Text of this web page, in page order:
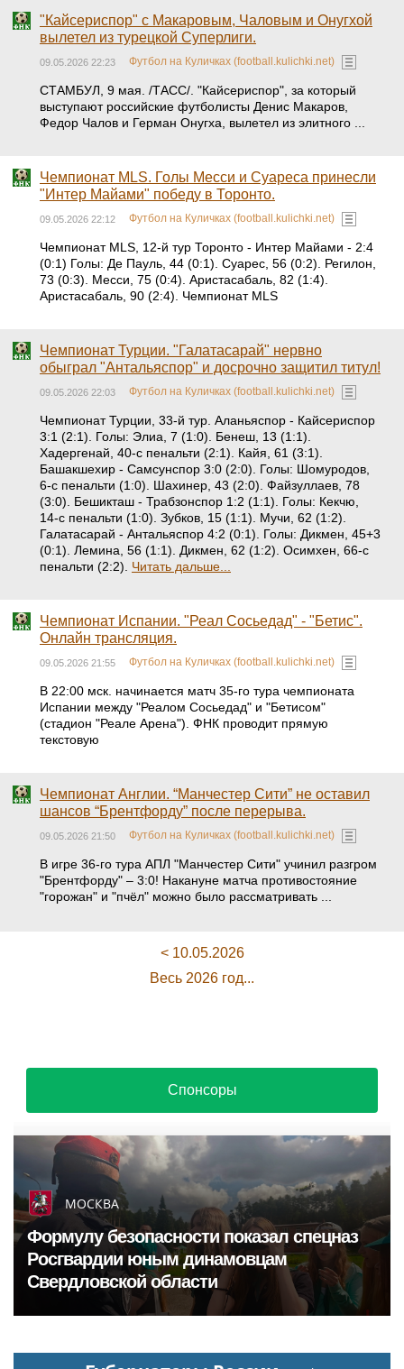
"Кайсериспор" с Макаровым, Чаловым и Онугхой
вылетел из турецкой Суперлиги.
09.05.2026 22:23 Футбол на Куличках (football.kulichki.net)
СТАМБУЛ, 9 мая. /ТАСС/. "Кайсериспор", за который
выступают российские футболисты Денис Макаров,
Федор Чалов и Герман Онугха, вылетел из элитного ...
Чемпионат MLS. Голы Месси и Суареса принесли
"Интер Майами" победу в Торонто.
09.05.2026 22:12 Футбол на Куличках (football.kulichki.net)
Чемпионат MLS, 12-й тур Торонто - Интер Майами - 2:4
(0:1) Голы: Де Пауль, 44 (0:1). Суарес, 56 (0:2). Регилон,
73 (0:3). Месси, 75 (0:4). Аристасабаль, 82 (1:4).
Аристасабаль, 90 (2:4). Чемпионат MLS
Чемпионат Турции. "Галатасарай" нервно
обыграл "Антальяспор" и досрочно защитил титул!
09.05.2026 22:03 Футбол на Куличках (football.kulichki.net)
Чемпионат Турции, 33-й тур. Аланьяспор - Кайсериспор
3:1 (2:1). Голы: Элиа, 7 (1:0). Бенеш, 13 (1:1).
Хадергенай, 40-с пенальти (2:1). Кайя, 61 (3:1).
Башакшехир - Самсунспор 3:0 (2:0). Голы: Шомуродов,
6-с пенальти (1:0). Шахинер, 43 (2:0). Файзуллаев, 78
(3:0). Бешикташ - Трабзонспор 1:2 (1:1). Голы: Кекчю,
14-с пенальти (1:0). Зубков, 15 (1:1). Мучи, 62 (1:2).
Галатасарай - Антальяспор 4:2 (0:1). Голы: Дикмен, 45+3
(0:1). Лемина, 56 (1:1). Дикмен, 62 (1:2). Осимхен, 66-с
пенальти (2:2). Читать дальше...
Чемпионат Испании. "Реал Сосьедад" - "Бетис".
Онлайн трансляция.
09.05.2026 21:55 Футбол на Куличках (football.kulichki.net)
В 22:00 мск. начинается матч 35-го тура чемпионата
Испании между "Реалом Сосьедад" и "Бетисом"
(стадион "Реале Арена"). ФНК проводит прямую
текстовую
Чемпионат Англии. “Манчестер Сити” не оставил
шансов “Брентфорду” после перерыва.
09.05.2026 21:50 Футбол на Куличках (football.kulichki.net)
В игре 36-го тура АПЛ "Манчестер Сити" учинил разгром
"Брентфорду" – 3:0! Накануне матча противостояние
"горожан" и "пчёл" можно было рассматривать ...
< 10.05.2026
Весь 2026 год...
Спонсоры
МОСКВА
Формулу безопасности показал спецназ
Росгвардии юным динамовцам
Свердловской области